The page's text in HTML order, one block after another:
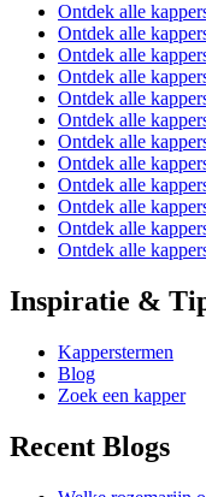
Ontdek alle
Ontdek alle
Ontdek alle
Ontdek alle
Ontdek alle
Ontdek alle
Ontdek alle
Ontdek alle
Ontdek alle
Ontdek alle
Ontdek alle
Ontdek alle
Inspiratie &
Kapperstermen
Blog
Zoek een kapper
Recent Blogs